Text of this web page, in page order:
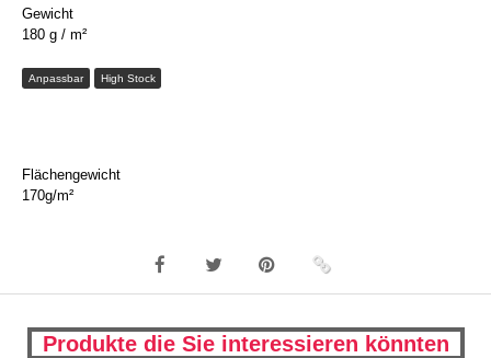
Gewicht
180 g / m²
Anpassbar High Stock
Flächengewicht
170g/m²
Produkte die Sie interessieren könnten